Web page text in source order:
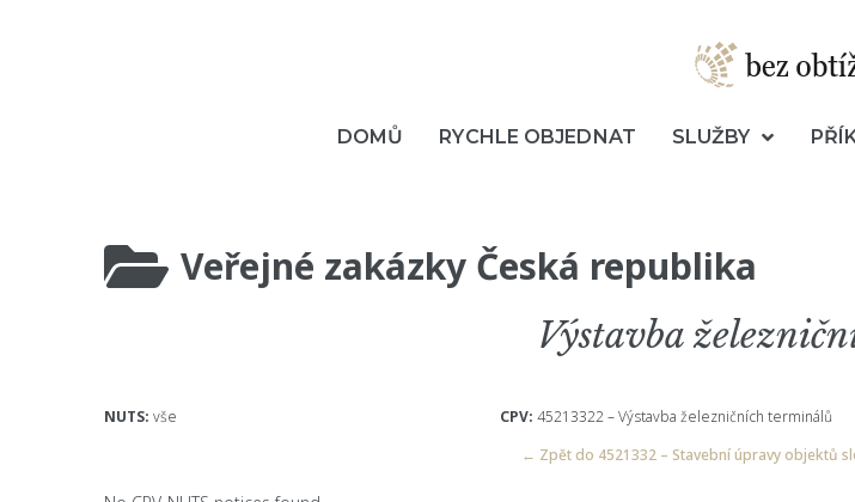
DOMŮ RYCHLE OBJEDNAT SLUŽBY
Veřejné zakázky Česká republika
Výstavba
NUTS: vše CPV: 45213322 – Výstavba železničních terminálů
← Zpět do 4521332 – Stavební úpravy objektů